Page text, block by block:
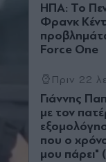
ΗΠΑ: Το
Φρανκ
Force One
Πριν 22
Γιάννης
με τον
που ο
μου πάρει"